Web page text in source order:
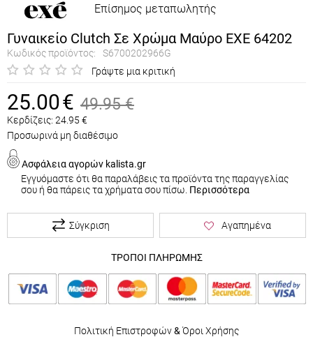
Επίσημος μεταπωλητής
Γυναικείο Clutch Σε Χρώμα Μαύρο EXE 64202
Κωδικός προϊόντος:
S6700202966G
Γράψτε μια κριτική
25.00€ 49.95 €
Κερδίζεις: 24.95 €
Προσωρινά μη διαθέσιμο
Ασφάλεια αγορών kalista.gr
Εγγυόμαστε ότι θα παραλάβεις τα προϊόντα της παραγγελίας
σου ή θα πάρεις τα χρήματα σου πίσω. Περισσότερα
Σύγκριση Αγαπημένα
ΤΡΟΠΟΙ ΠΛΗΡΩΜΗΣ
Πολιτική Επιστροφών& Όροι Χρήσης